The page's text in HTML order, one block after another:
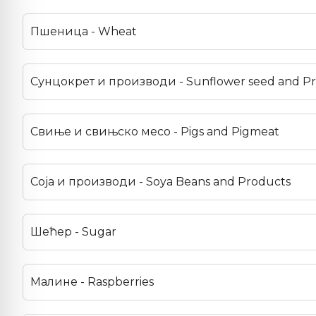
Пшеница - Wheat
Сунцокрет и производи - Sunflower seed and
Свиње и свињско месо - Pigs and Pigmeat
Соја и производи - Soya Beans and Products
Шећер - Sugar
Малине - Raspberries